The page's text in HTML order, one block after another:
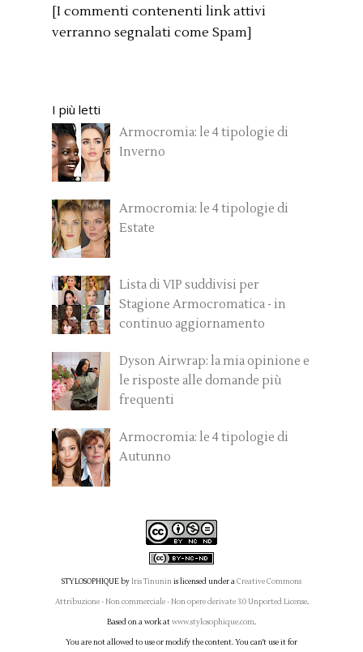
[I commenti contenenti link attivi
verranno segnalati come Spam]
I più letti
Armocromia: le 4 tipologie di
Inverno
Armocromia: le 4 tipologie di
Estate
Lista di VIP suddivisi per
Stagione Armocromatica - in
continuo aggiornamento
Dyson Airwrap: la mia opinione e
le risposte alle domande più
frequenti
Armocromia: le 4 tipologie di
Autunno
STYLOSOPHIQUE byIris Tinuninis licensed under aCreative Commons
Attribuzione - Non commerciale - Non opere derivate 3.0 Unported License.
Based on a work atwww.stylosophique.com.
You are not allowed to use or modify the content. You can't use it for